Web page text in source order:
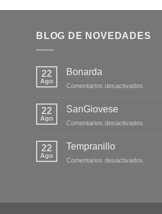
BLOG DE NOVEDADES
22
Ago
Bonarda
Comentarios desactivados
22
Ago
SanGiovese
Comentarios desactivados
22
Ago
Tempranillo
Comentarios desactivados